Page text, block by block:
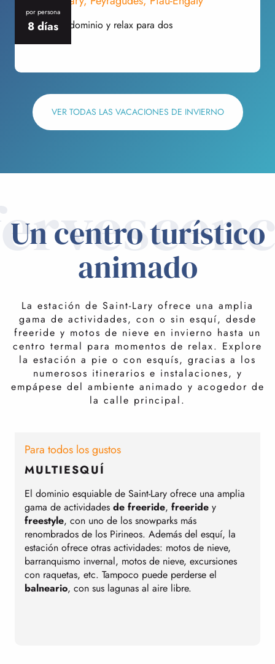
por persona
8 días
Esquí multidominio y relax para dos
VER TODAS LAS VACACIONES DE INVIERNO
Un centro turístico
animado
La estación de Saint-Lary ofrece una amplia
gama de actividades, con o sin esquí, desde
freeride y motos de nieve en invierno hasta un
centro termal para momentos de relax. Explore
la estación a pie o con esquís, gracias a los
numerosos itinerarios e instalaciones, y
empápese del ambiente animado y acogedor de
la calle principal.
Para todos los gustos
MULTIESQUÍ
El dominio esquiable de Saint-Lary ofrece una amplia
gama de actividades de freeride, freeride y
freestyle, con uno de los snowparks más
renombrados de los Pirineos. Además del esquí, la
estación ofrece otras actividades: motos de nieve,
barranquismo invernal, motos de nieve, excursiones
con raquetas, etc. Tampoco puede perderse el
balneario, con sus lagunas al aire libre.